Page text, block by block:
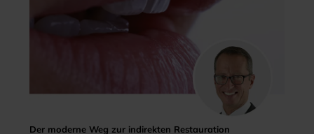
Der moderne Weg zur indirekten Restauration